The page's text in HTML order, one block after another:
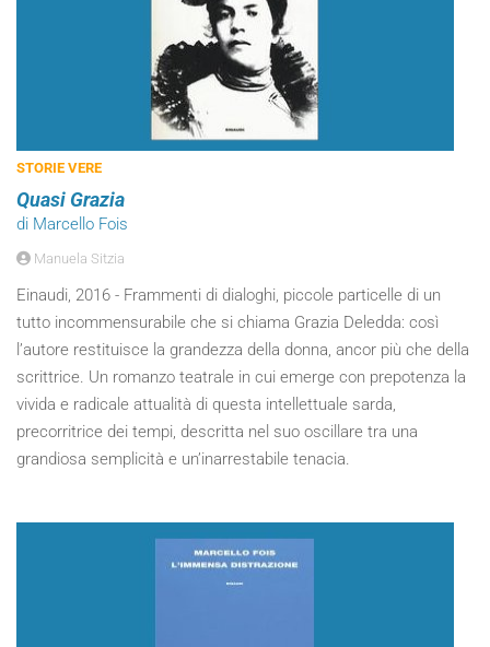
STORIE VERE
Quasi Grazia
di Marcello Fois
Manuela Sitzia
Einaudi, 2016 - Frammenti di dialoghi, piccole particelle di un
tutto incommensurabile che si chiama Grazia Deledda: così
l’autore restituisce la grandezza della donna, ancor più che della
scrittrice. Un romanzo teatrale in cui emerge con prepotenza la
vivida e radicale attualità di questa intellettuale sarda,
precorritrice dei tempi, descritta nel suo oscillare tra una
grandiosa semplicità e un’inarrestabile tenacia.